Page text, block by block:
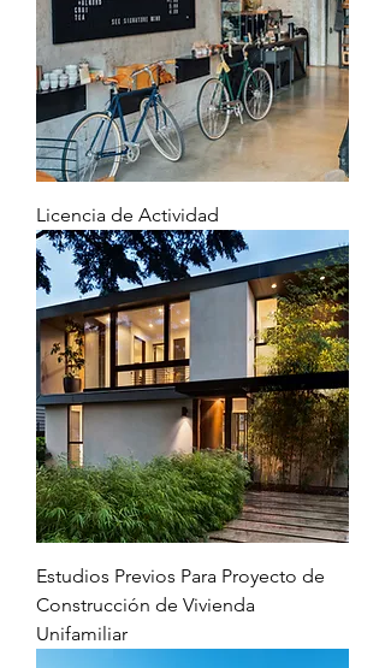
Licencia de Actividad
Estudios Previos Para Proyecto de
Construcción de Vivienda
Unifamiliar